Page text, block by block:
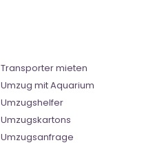
Transporter mieten
Umzug mit Aquarium
Umzugshelfer
Umzugskartons
Umzugsanfrage